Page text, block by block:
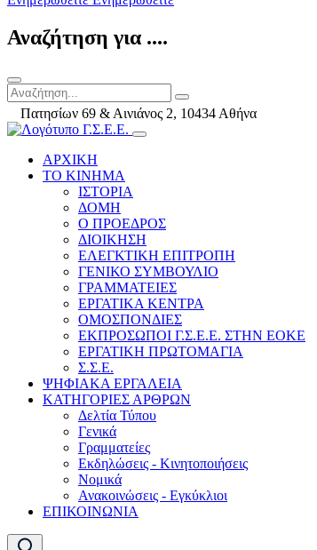
Αναζήτηση για ....
Πατησίων 69 & Αινιάνος 2, 10434 Αθήνα
ΑΡΧΙΚΗ
ΤΟ ΚΙΝΗΜΑ
ΙΣΤΟΡΙΑ
ΔΟΜΗ
Ο ΠΡΟΕΔΡΟΣ
ΔΙΟΙΚΗΣΗ
ΕΛΕΓΚΤΙΚΗ ΕΠΙΤΡΟΠΗ
ΓΕΝΙΚΟ ΣΥΜΒΟΥΛΙΟ
ΓΡΑΜΜΑΤΕΙΕΣ
ΕΡΓΑΤΙΚΑ ΚΕΝΤΡΑ
ΟΜΟΣΠΟΝΔΙΕΣ
ΕΚΠΡΟΣΩΠΟΙ Γ.Σ.Ε.Ε. ΣΤΗΝ ΕΟΚΕ
ΕΡΓΑΤΙΚΗ ΠΡΩΤΟΜΑΓΙΑ
Σ.Σ.Ε.
ΨΗΦΙΑΚΑ ΕΡΓΑΛΕΙΑ
ΚΑΤΗΓΟΡΙΕΣ ΑΡΘΡΩΝ
Δελτία Τύπου
Γενικά
Γραμματείες
Εκδηλώσεις - Κινητοποιήσεις
Νομικά
Ανακοινώσεις - Εγκύκλιοι
ΕΠΙΚΟΙΝΩΝΙΑ